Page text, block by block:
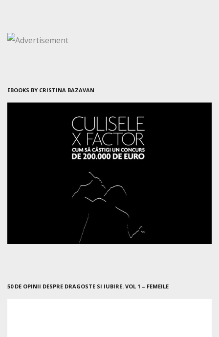
EBOOKS BY CRISTINA BAZAVAN
50 DE OPINII DESPRE DRAGOSTE SI IUBIRE. VOL 1 – FEMEILE